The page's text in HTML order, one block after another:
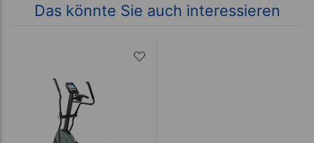
Das könnte Sie auch interessieren